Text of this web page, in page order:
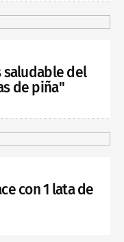
saludable del
de piña"
con 1 lata de